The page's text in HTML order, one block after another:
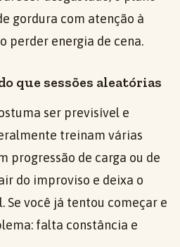
gordura com atenção à
perder energia de cena.
que sessões aleatórias
ser previsível e
treinam várias
progressão de carga ou de
do improviso e deixa o
Se você já tentou começar e
falta constância e